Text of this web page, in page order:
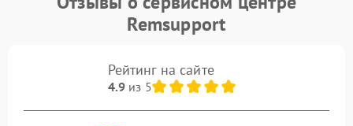
Remsupport
Рейтинг на сайте
4.9из 5